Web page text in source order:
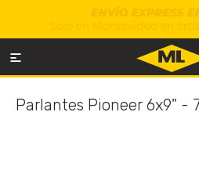

Parlantes Pioneer 6x9" -